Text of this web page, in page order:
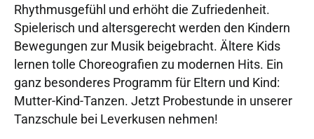
Rhythmusgefühl und erhöht die Zufriedenheit.
Spielerisch und altersgerecht werden den Kindern
Bewegungen zur Musik beigebracht. Ältere Kids
lernen tolle Choreografien zu modernen Hits. Ein
ganz besonderes Programm für Eltern und Kind:
Mutter-Kind-Tanzen. Jetzt Probestunde in unserer
Tanzschule bei Leverkusen nehmen!